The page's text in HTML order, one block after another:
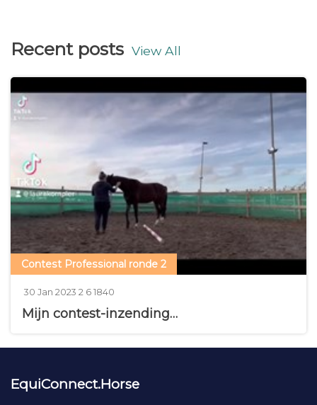
Recent posts View All
Mijn contest-inzending…
Contest Professional ronde 2
30 Jan 2023 P
s
d
3
2 2
o
e
s
66
i
s
1840
4
i
s
EquiConnect.Horse